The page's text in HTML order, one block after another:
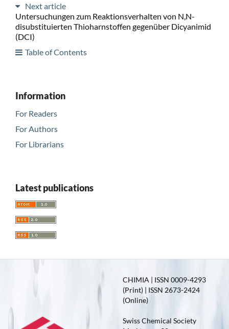
Next article
Untersuchungen zum Reaktionsverhalten von N,N-
disubstituierten Thioharnstoffen gegenüber Dicyanimid
(DCI)
Table of Contents
Information
For Readers
For Authors
For Librarians
Latest publications
CHIMIA | ISSN 0009-4293
(Print) | ISSN 2673-2424
(Online)
Swiss Chemical Society